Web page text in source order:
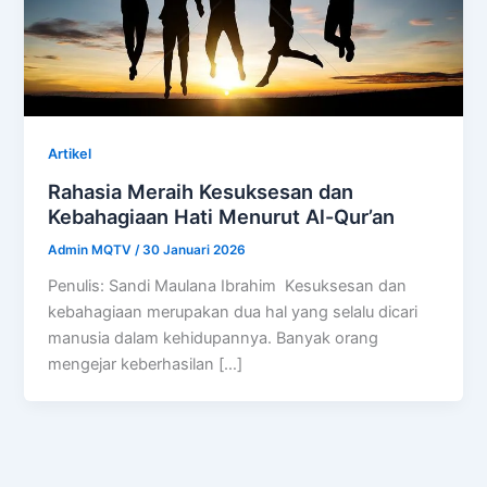
Artikel
Rahasia Meraih Kesuksesan dan
Kebahagiaan Hati Menurut Al-Qur’an
Admin MQTV/30 Januari 2026
Penulis: Sandi Maulana Ibrahim Kesuksesan dan
kebahagiaan merupakan dua hal yang selalu dicari
manusia dalam kehidupannya. Banyak orang
mengejar keberhasilan […]